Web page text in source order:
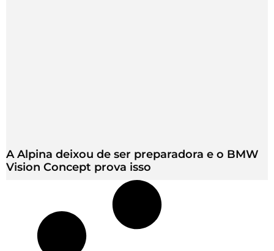
A Alpina deixou de ser preparadora e o BMW
Vision Concept prova isso